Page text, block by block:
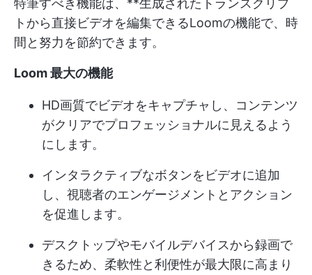
特筆すべき機能は、**生成されたトランスクリプ
トから直接ビデオを編集できるLoomの機能で、時
間と努力を節約できます。
Loom 最大の機能
HD画質でビデオをキャプチャし、コンテンツ
がクリアでプロフェッショナルに見えるよう
にします。
インタラクティブなボタンをビデオに追加
し、視聴者のエンゲージメントとアクション
を促進します。
デスクトップやモバイルデバイスから録画で
きるため、柔軟性と利便性が最大限に高まり